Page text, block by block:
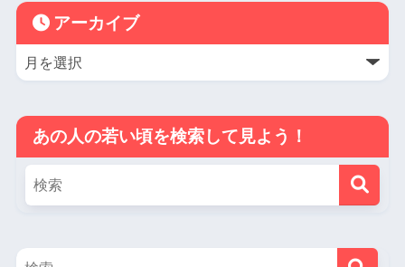
アーカイブ
あの人の若い頃を検索して見よう！